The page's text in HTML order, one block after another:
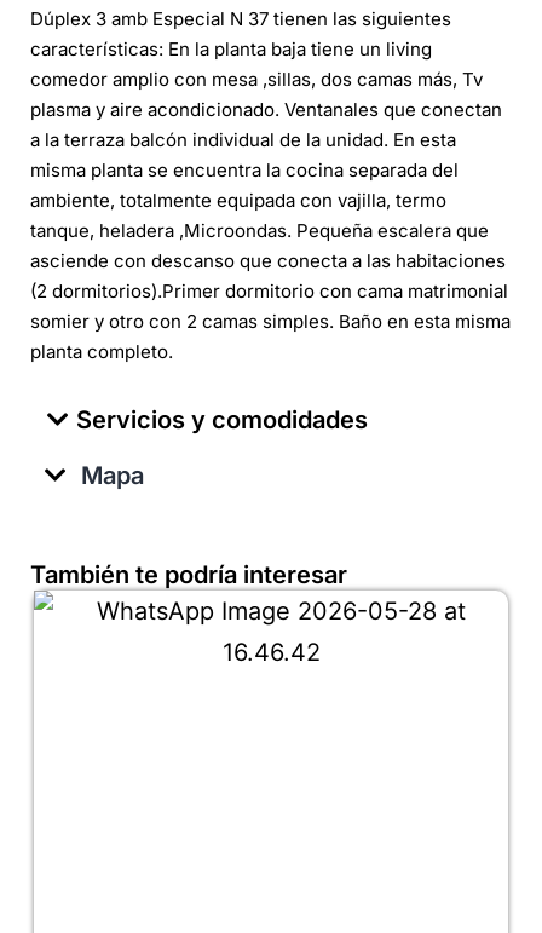
Dúplex 3 amb Especial N 37 tienen las siguientes
características: En la planta baja tiene un living
comedor amplio con mesa ,sillas, dos camas más, Tv
plasma y aire acondicionado. Ventanales que conectan
a la terraza balcón individual de la unidad. En esta
misma planta se encuentra la cocina separada del
ambiente, totalmente equipada con vajilla, termo
tanque, heladera ,Microondas. Pequeña escalera que
asciende con descanso que conecta a las habitaciones
(2 dormitorios).Primer dormitorio con cama matrimonial
somier y otro con 2 camas simples. Baño en esta misma
planta completo.
Servicios y comodidades
Mapa
También te podría interesar